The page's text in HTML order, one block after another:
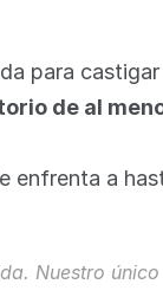
para
de al
enfrenta a